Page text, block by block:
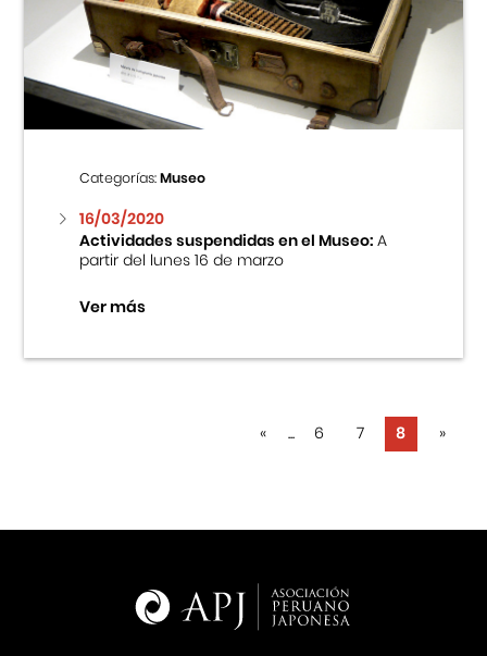
Categorías:Museo
16/03/2020
Actividades suspendidas en el Museo:A
partir del lunes 16 de marzo
Ver más
« ... 6 7 8 »